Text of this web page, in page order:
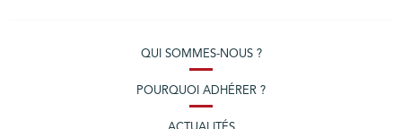
QUI SOMMES-NOUS ?
POURQUOI ADHÉRER ?